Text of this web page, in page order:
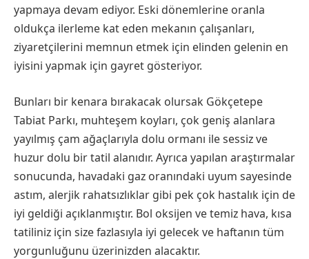
yapmaya devam ediyor. Eski dönemlerine oranla
oldukça ilerleme kat eden mekanın çalışanları,
ziyaretçilerini memnun etmek için elinden gelenin en
iyisini yapmak için gayret gösteriyor.
Bunları bir kenara bırakacak olursak Gökçetepe
Tabiat Parkı, muhteşem koyları, çok geniş alanlara
yayılmış çam ağaçlarıyla dolu ormanı ile sessiz ve
huzur dolu bir tatil alanıdır. Ayrıca yapılan araştırmalar
sonucunda, havadaki gaz oranındaki uyum sayesinde
astım, alerjik rahatsızlıklar gibi pek çok hastalık için de
iyi geldiği açıklanmıştır. Bol oksijen ve temiz hava, kısa
tatiliniz için size fazlasıyla iyi gelecek ve haftanın tüm
yorgunluğunu üzerinizden alacaktır.